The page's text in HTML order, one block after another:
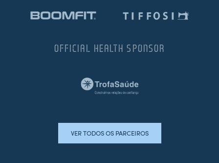
OFFICIAL HEALTH SPONSOR
VER TODOS OS PARCEIROS